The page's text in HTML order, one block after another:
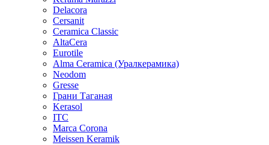
Delacora
Cersanit
Ceramica Classic
AltaCera
Eurotile
Alma Ceramica (Уралкерамика)
Neodom
Gresse
Грани Таганая
Kerasol
ITC
Marca Corona
Meissen Keramik